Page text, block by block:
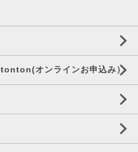
オンラインお申込み）